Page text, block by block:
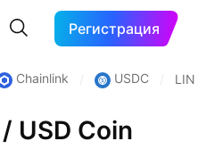
Регистрация
Chainlink USDC
USD Coin